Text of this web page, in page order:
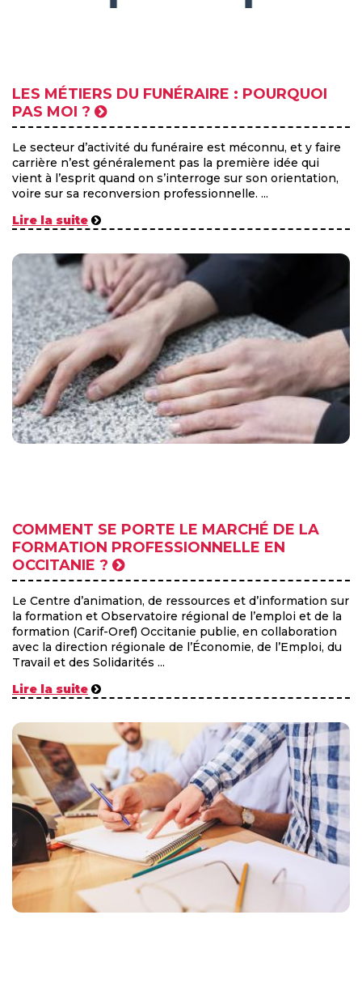
LES MÉTIERS DU FUNÉRAIRE : POURQUOI
PAS MOI ?
Le secteur d’activité du funéraire est méconnu, et y faire
carrière n’est généralement pas la première idée qui
vient à l’esprit quand on s’interroge sur son orientation,
voire sur sa reconversion professionnelle. ...
Lire la suite
COMMENT SE PORTE LE MARCHÉ DE LA
FORMATION PROFESSIONNELLE EN
OCCITANIE ?
Le Centre d’animation, de ressources et d’information sur
la formation et Observatoire régional de l’emploi et de la
formation (Carif-Oref) Occitanie publie, en collaboration
avec la direction régionale de l’Économie, de l’Emploi, du
Travail et des Solidarités ...
Lire la suite